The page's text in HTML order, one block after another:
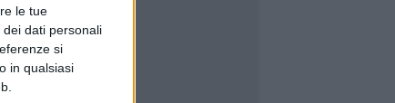
le tue
dati personali
si
in qualsiasi